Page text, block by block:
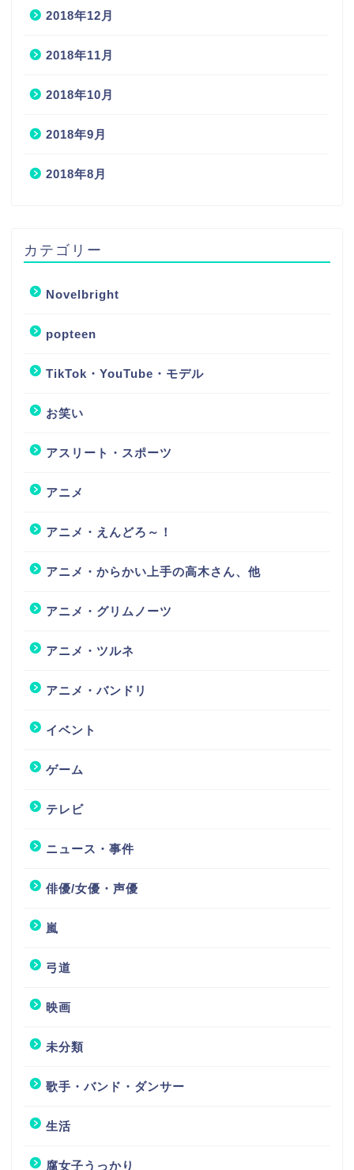
2018年12月
2018年11月
2018年10月
2018年9月
2018年8月
カテゴリー
Novelbright
popteen
TikTok・YouTube・モデル
お笑い
アスリート・スポーツ
アニメ
アニメ・えんどろ～！
アニメ・からかい上手の高木さん、他
アニメ・グリムノーツ
アニメ・ツルネ
アニメ・バンドリ
イベント
ゲーム
テレビ
ニュース・事件
俳優/女優・声優
嵐
弓道
映画
未分類
歌手・バンド・ダンサー
生活
腐女子うっかり